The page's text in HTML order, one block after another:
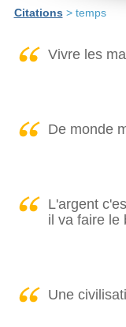
Citations > temps
Vivre les
De monde
L'argent
il va faire le
Une